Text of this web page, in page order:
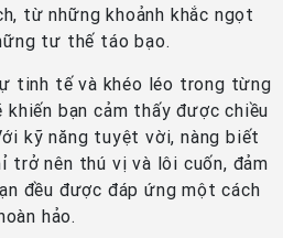
từ những khoảnh khắc ngọt
tư thế táo bạo.
tinh tế và khéo léo trong từng
khiến bạn cảm thấy được chiều
kỹ năng tuyệt vời, nàng biết
trở nên thú vị và lôi cuốn, đảm
đều được đáp ứng một cách
hảo.